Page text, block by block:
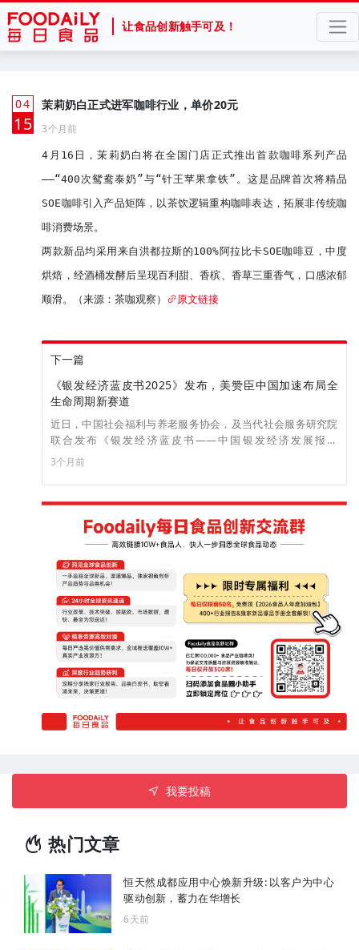
让食品创新触手可及！
04
月
15
茉莉奶白正式进军咖啡行业，单价20元
3个月前
4月16日，茉莉奶白将在全国门店正式推出首款咖啡系列产品
——“400次鸳鸯泰奶”与“针王苹果拿铁”。这是品牌首次将精品
SOE咖啡引入产品矩阵，以茶饮逻辑重构咖啡表达，拓展非传统咖
啡消费场景。
两款新品均采用来自洪都拉斯的100%阿拉比卡SOE咖啡豆，中度
烘焙，经酒桶发酵后呈现百利甜、香槟、香草三重香气，口感浓郁
顺滑。（来源：茶咖观察）
原文链接
下一篇
《银发经济蓝皮书2025》发布，美赞臣中国加速布局全
生命周期新赛道
近日，中国社会福利与养老服务协会，及当代社会服务研究院
联合发布《银发经济蓝皮书——中国银发经济发展报告
（2025）》（以下简称"蓝皮书"）。美赞臣中国作为蓝皮书参
与编写的国际营养品品牌，凭借百年的科研积淀及对中国市场
的深刻洞察，为探索新中年人群核心需求提供了前瞻性展望。
同时，美赞臣旗下成人营养品牌"每日悦享"针对新中年人群需
求全新推出"骨胶原蛋白肽液体钙特膳饮"，进一步完善成人营
养产品矩阵和品牌焕新，为不同需求的新中年人群提供精准营
养解决方案。（来源：美通社）
3个月前
我要投稿
热门文章
恒天然成都应用中心焕新升级: 以客户为中心
驱动创新，蓄力在华增长
6天前